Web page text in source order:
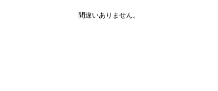
間違いありません。